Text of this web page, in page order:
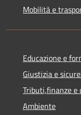
Mobilità e
Educazione e
Giustizia e
Tributi,finanze e
Ambiente